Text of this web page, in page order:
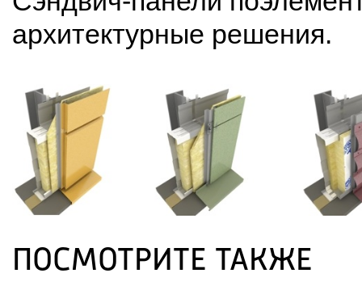
архитектурные решения.
ПОСМОТРИТЕ ТАКЖЕ